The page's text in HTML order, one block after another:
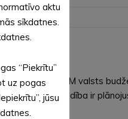
parkā
no VARAM valsts
beigām pašvaldība ir
aktu
sīkdatnes.
“Piekrītu”
uz pogas
jūsu